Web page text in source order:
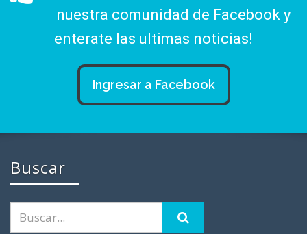
nuestra comunidad de Facebook y
enterate las ultimas noticias!
Ingresar a Facebook
Buscar